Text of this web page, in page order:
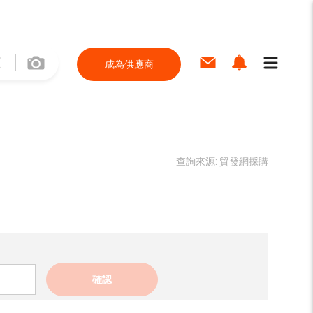
成為供應商
查詢來源: 貿發網採購
確認